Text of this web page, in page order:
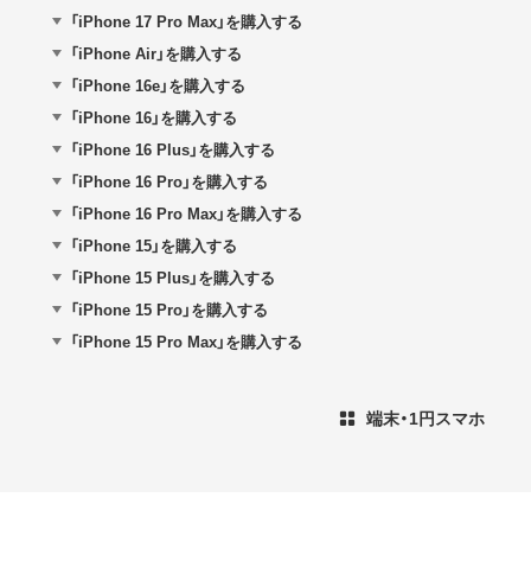
「iPhone 17 Pro Max」を購入する
「iPhone Air」を購入する
「iPhone 16e」を購入する
「iPhone 16」を購入する
「iPhone 16 Plus」を購入する
「iPhone 16 Pro」を購入する
「iPhone 16 Pro Max」を購入する
「iPhone 15」を購入する
「iPhone 15 Plus」を購入する
「iPhone 15 Pro」を購入する
「iPhone 15 Pro Max」を購入する
端末・1円スマホ